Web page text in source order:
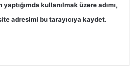
kullanılmak üzere adımı,
adresimi bu tarayıcıya kaydet.